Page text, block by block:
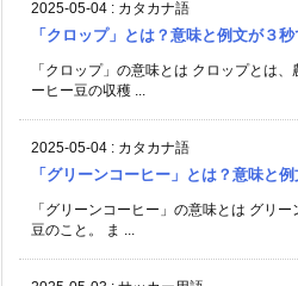
2025-05-04 : カタカナ語
「クロップ」とは？意味と例文が３秒
「クロップ」の意味とは クロップとは
ーヒー豆の収穫 ...
2025-05-04 : カタカナ語
「グリーンコーヒー」とは？意味と
「グリーンコーヒー」の意味とは グリ
豆のこと。 ま ...